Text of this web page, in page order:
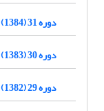
دوره 31 (1384)
دوره 30 (1383)
دوره 29 (1382)